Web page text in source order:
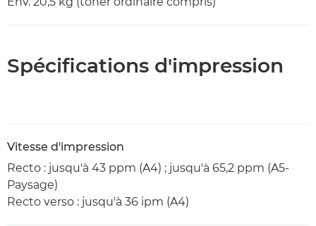
Spécifications d'impression
Vitesse d'impression
Recto : jusqu'à 43 ppm (A4) ; jusqu'à 65,2 ppm (A5-
Paysage)
Recto verso : jusqu'à 36 ipm (A4)